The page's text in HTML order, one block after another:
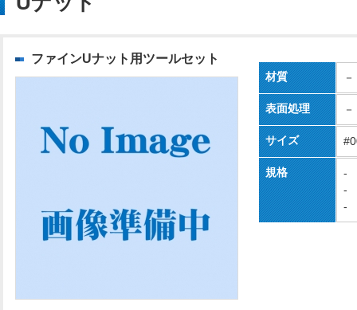
ファインUナット用ツールセット
材質 －
表面処理 －
サイズ
規格
-
-
-